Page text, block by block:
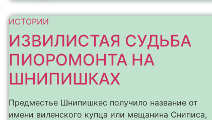
ИСТОРИИ
ИЗВИЛИСТАЯ СУДЬБА
ПИОРОМОНТА НА
ШНИПИШКАХ
Предместье Шнипишкес получило название от
имени виленского купца или мещанина Сниписа,